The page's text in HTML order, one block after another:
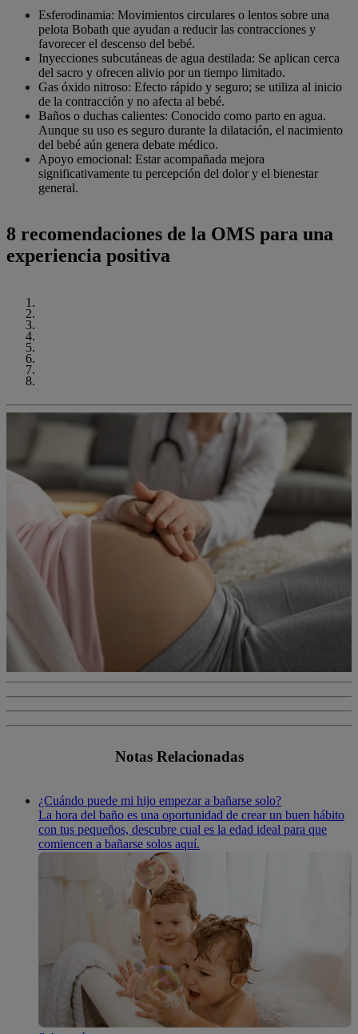
Esferodinamia: Movimientos circulares o lentos sobre una
pelota Bobath que ayudan a reducir las contracciones y
favorecer el descenso del bebé.
Inyecciones subcutáneas de agua destilada: Se aplican cerca
del sacro y ofrecen alivio por un tiempo limitado.
Gas óxido nitroso: Efecto rápido y seguro; se utiliza al inicio
de la contracción y no afecta al bebé.
Baños o duchas calientes: Conocido como parto en agua.
Aunque su uso es seguro durante la dilatación, el nacimiento
del bebé aún genera debate médico.
Apoyo emocional: Estar acompañada mejora
significativamente tu percepción del dolor y el bienestar
general.
8 recomendaciones de la OMS para una
experiencia positiva
Notas Relacionadas
¿Cuándo puede mi hijo empezar a bañarse solo?
La hora del baño es una oportunidad de crear un buen hábito
con tus pequeños, descubre cual es la edad ideal para que
comiencen a bañarse solos aquí.